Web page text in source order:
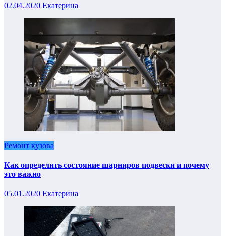
02.04.2020 Екатерина
Ремонт кузова
Как определить состояние шарниров подвески и почему
это важно
05.01.2020 Екатерина